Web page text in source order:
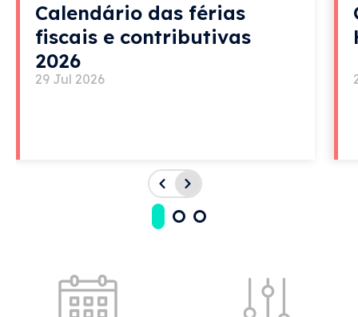
Calendário das férias
fiscais e contributivas
2026
29 Jul 2026